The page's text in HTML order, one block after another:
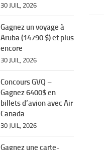
30 JUIL, 2026
Gagnez un voyage à
Aruba (14790 $) et plus
encore
30 JUIL, 2026
Concours GVQ –
Gagnez 6400$ en
billets d’avion avec Air
Canada
30 JUIL, 2026
Gagnez une carte-